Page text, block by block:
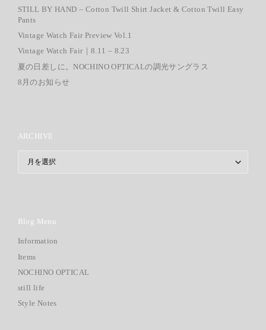
STILL BY HAND – Cotton Twill Shirt Jacket & Cotton Twill Easy
Pants
Vintage Watch Fair Preview Vol.1
Vintage Watch Fair｜8.11 – 8.23
夏の日差しに。NOCHINO OPTICALの調光サングラス
8月のお知らせ
ARCHIVE
Blog Menu
Information
Items
NOCHINO OPTICAL
still life
Style Notes